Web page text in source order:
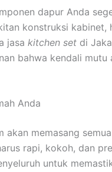
dapur Anda
konstruksi kabinet,
jasa kitchen set di
bahwa kendali mutu
Anda
memasang
rapi, kokoh, dan
untuk